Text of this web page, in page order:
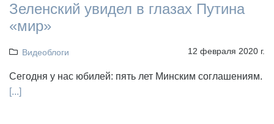
Зеленский увидел в глазах Путина
«мир»
Видеоблоги 12 февраля 2020 г.
Сегодня у нас юбилей: пять лет Минским соглашениям.
[...]